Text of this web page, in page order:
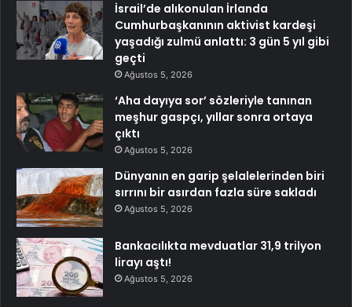
İsrail’de alıkonulan İrlanda
Cumhurbaşkanının aktivist kardeşi
yaşadığı zulmü anlattı: 3 gün 5 yıl gibi
geçti
Ağustos 5, 2026
‘Aha dayıya sor’ sözleriyle tanınan
meşhur gaspçı, yıllar sonra ortaya
çıktı
Ağustos 5, 2026
Dünyanın en garip şelalelerinden biri
sırrını bir asırdan fazla süre sakladı
Ağustos 5, 2026
Bankacılıkta mevduatlar 31,9 trilyon
lirayı aştı!
Ağustos 5, 2026